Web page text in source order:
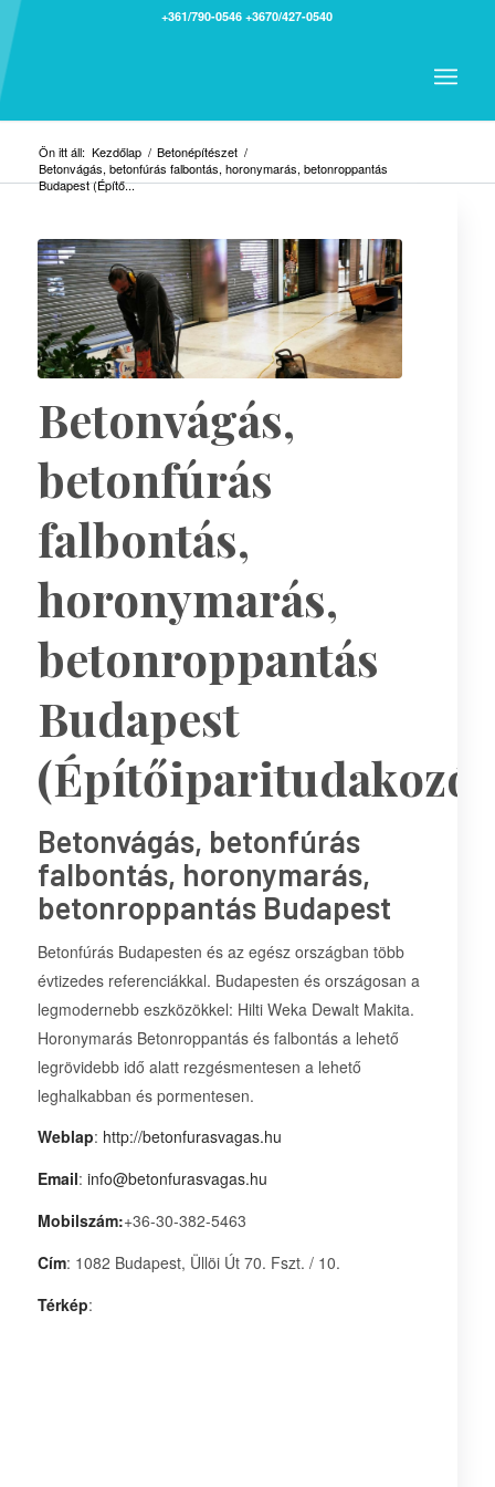
+361/790-0546 +3670/427-0540
Ön itt áll: Kezdőlap / Betonépítészet /
Betonvágás, betonfúrás falbontás, horonymarás, betonroppantás
Budapest (Építő...
Betonvágás,
betonfúrás
falbontás,
horonymarás,
betonroppantás
Budapest
(Építőiparitudakozó)
Betonvágás, betonfúrás
falbontás, horonymarás,
betonroppantás Budapest
Betonfúrás Budapesten és az egész országban több
évtizedes referenciákkal. Budapesten és országosan a
legmodernebb eszközökkel: Hilti Weka Dewalt Makita.
Horonymarás Betonroppantás és falbontás a lehető
legrövidebb idő alatt rezgésmentesen a lehető
leghalkabban és pormentesen.
Weblap: http://betonfurasvagas.hu
Email: info@betonfurasvagas.hu
Mobilszám:+36-30-382-5463
Cím: 1082 Budapest, Üllöi Út 70. Fszt. / 10.
Térkép: